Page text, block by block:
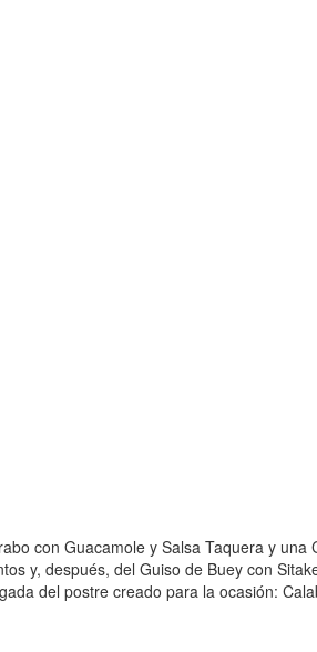
con Guacamole y Salsa Taquera y una
y, después, del Guiso de Buey con
del postre creado para la ocasión: